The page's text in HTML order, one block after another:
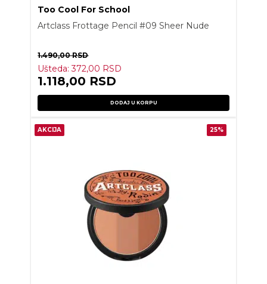
Too Cool For School
Artclass Frottage Pencil #09 Sheer Nude
1.490,00RSD
Ušteda:372,00 RSD
1.118,00 RSD
DODAJ U KORPU
AKCIJA 25%